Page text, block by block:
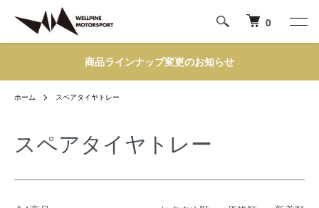
0
商品ラインナップ変更のお知らせ
ホーム スペアタイヤトレー
スペアタイヤトレー